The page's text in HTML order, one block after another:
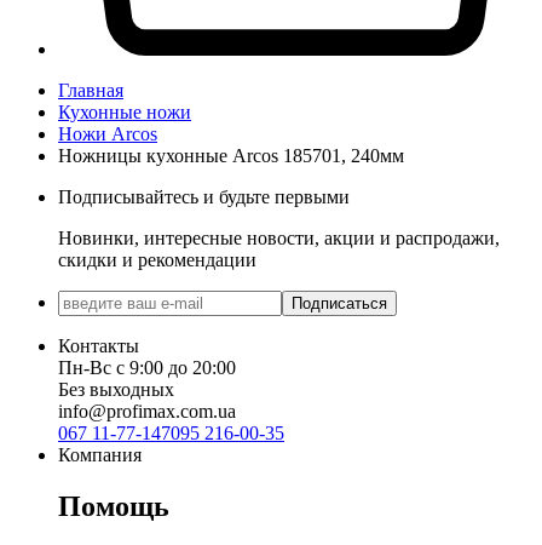
Главная
Кухонные ножи
Ножи Arcos
Ножницы кухонные Arcos 185701, 240мм
Подписывайтесь и будьте первыми
Новинки, интересные новости, акции и распродажи,
скидки и рекомендации
Подписаться
Контакты
Пн-Вс с 9:00 до 20:00
Без выходных
info@profimax.com.ua
067 11-77-147095 216-00-35
Компания
Помощь